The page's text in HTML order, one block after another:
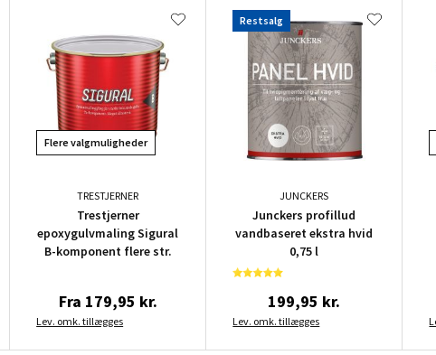
Flere valgmuligheder
TRESTJERNER
Trestjerner
epoxygulvmaling Sigural
B-komponent flere str.
Fra 179,95 kr.
Lev. omk. tillægges
Restsalg
JUNCKERS
Junckers profillud
vandbaseret ekstra hvid
0,75 l
199,95 kr.
Lev. omk. tillægges